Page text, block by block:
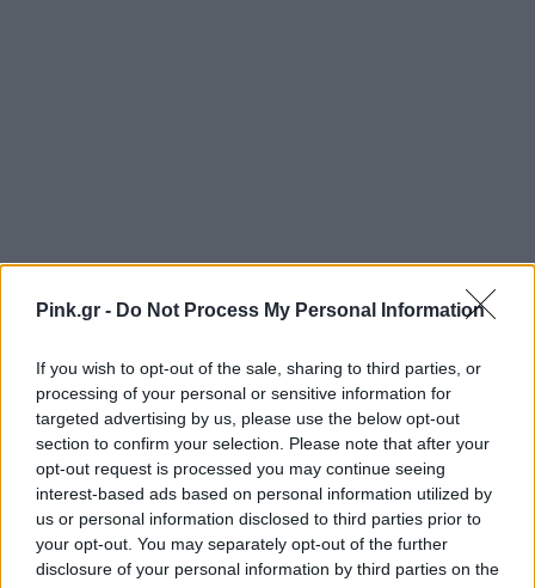
Pink.gr - Do Not Process My Personal Information
If you wish to opt-out of the sale, sharing to third parties, or
processing of your personal or sensitive information for
targeted advertising by us, please use the below opt-out
section to confirm your selection. Please note that after your
opt-out request is processed you may continue seeing
interest-based ads based on personal information utilized by
us or personal information disclosed to third parties prior to
your opt-out. You may separately opt-out of the further
disclosure of your personal information by third parties on the
Ακολουθήστε το Pink.gr στοGoogle Newsκαι
μάθετε πρώτοι τα πιο hot νέα.